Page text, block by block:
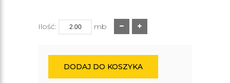
Ilość: mb
DODAJ DO KOSZYKA